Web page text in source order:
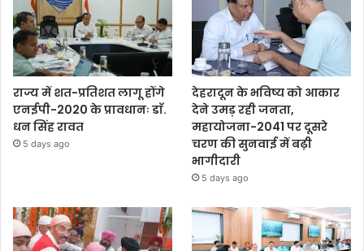
राज्य में शत-प्रतिशत लागू होंगे
एनईपी-2020 के प्रावधानः डाॅ.
धन सिंह रावत
5 days ago
देहरादून के भविष्य को आकार
देने उमड़ रही जनता,
महायोजना-2041 पर दूसरे
चरण की सुनवाई में बढ़ी
भागीदारी
5 days ago